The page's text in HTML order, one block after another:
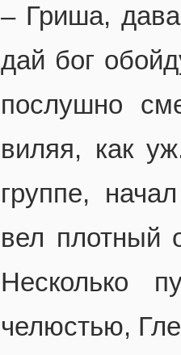
– Гриша,
дай бог
послушно
виляя, как
группе,
вел плотный
Несколько
челюстью,